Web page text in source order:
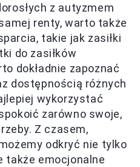
z autyzmem
renty, warto także
takie jak zasiłki
do zasiłków
dokładnie zapoznać
dostępnością różnych
wykorzystać
zarówno swoje,
Z czasem,
odkryć nie tylko
także emocjonalne